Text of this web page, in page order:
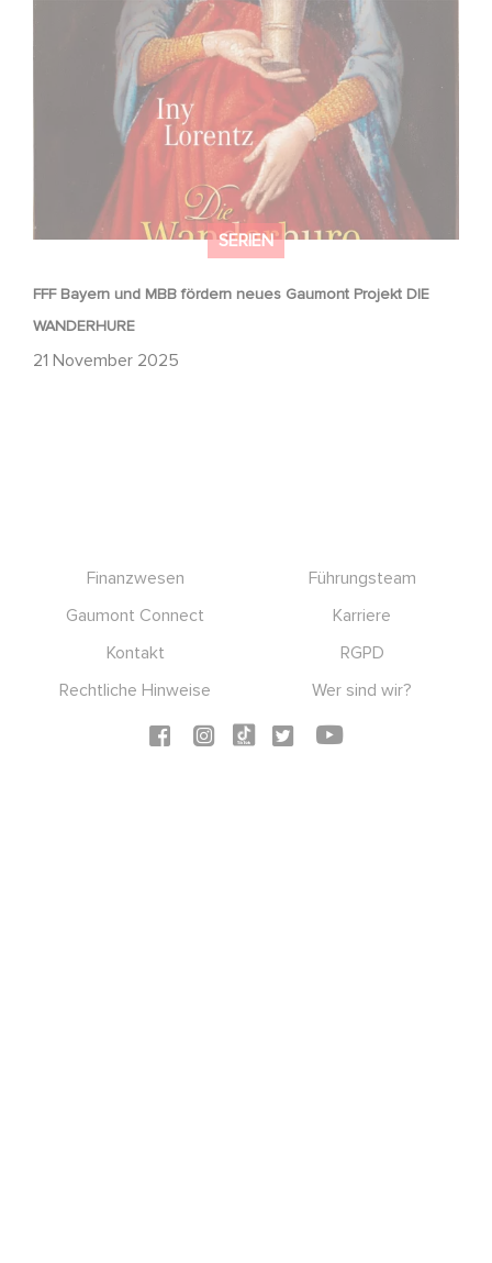
SERIEN
FFF Bayern und MBB fördern neues Gaumont Projekt DIE
WANDERHURE
21 November 2025
FFF Bayern und MBB fördern neues Gaumont Projekt DIE
WANDERHURE
Finanzwesen
Führungsteam
Gaumont Connect
Karriere
Kontakt
RGPD
Rechtliche Hinweise
Wer sind wir?
Social icons